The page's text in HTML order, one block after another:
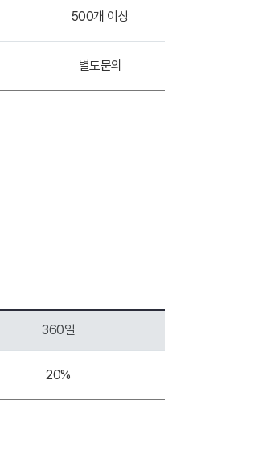
500개 이상
별도문의
360일
20%